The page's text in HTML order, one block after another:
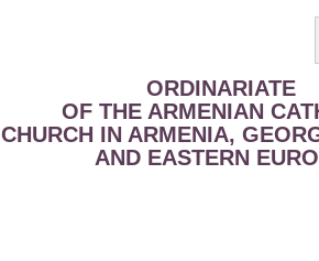
ORDINARIATE
OF THE ARMENIAN
CHURCH IN ARMENIA,
AND EASTERN